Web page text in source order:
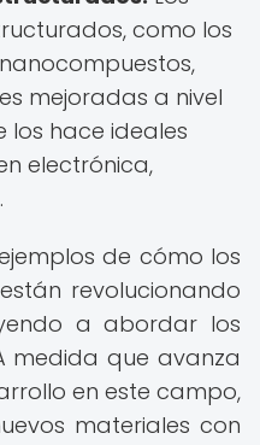
como los
mejoradas a nivel
los hace ideales
electrónica,
de cómo los
revolucionando
a abordar los
medida que avanza
en este campo,
materiales con